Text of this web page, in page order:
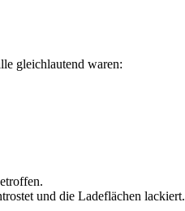
gleichlautend waren:
und die Ladeflächen lackiert.